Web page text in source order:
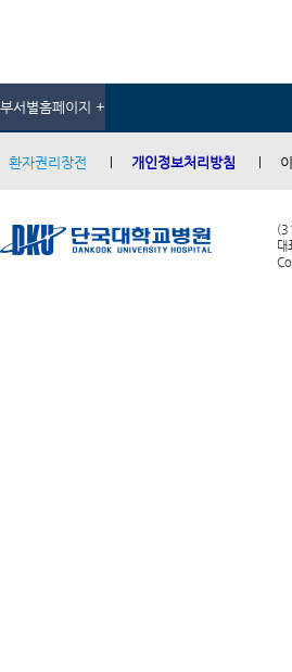
부서별홈페이지 +
환자권리장전 개인정보처리방침
대